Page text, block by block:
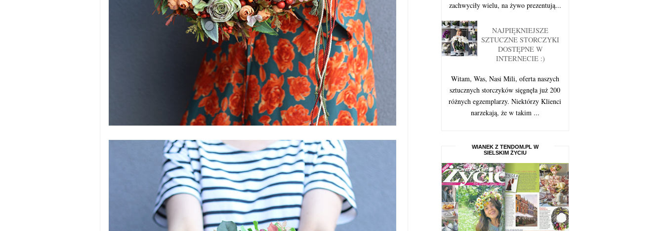
zachwyciły wielu, na żywo prezentują...
NAJPIĘKNIEJSZE
SZTUCZNE STORCZYKI
DOSTĘPNE W
INTERNECIE :)
Witam, Was, Nasi Mili, oferta naszych
sztucznych storczyków sięgnęła już 200
różnych egzemplarzy. Niektórzy Klienci
narzekają, że w takim ...
WIANEK Z TENDOM.PL W
SIELSKIM ŻYCIU